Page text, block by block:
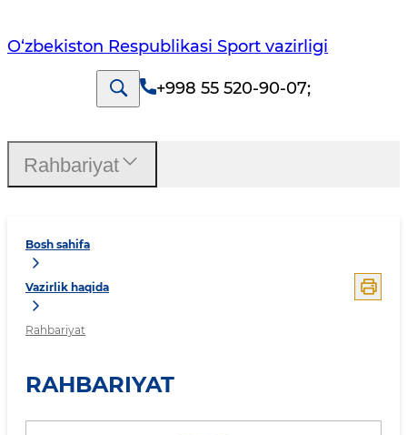
O‘zbekiston Respublikasi Sport vazirligi
+998 55 520-90-07;
Bosh sahifa
Vazirlik haqida
Rahbariyat
RAHBARIYAT
Rahbariyat